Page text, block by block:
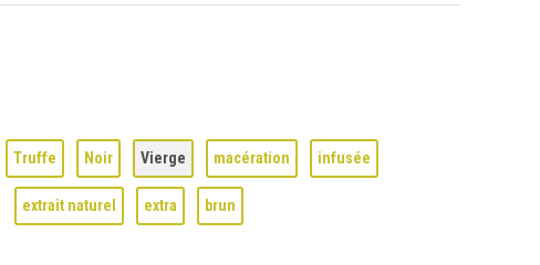
Truffe Noir Vierge macération infusée
extrait naturel extra brun